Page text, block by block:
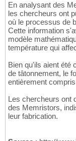
En analysant des
les chercheurs ont
où le processus de
Cette information
modèle
température qui
Bien qu'ils aient été
de tâtonnement, le
entièrement
Les chercheurs ont
des Memristors,
leur fabrication.